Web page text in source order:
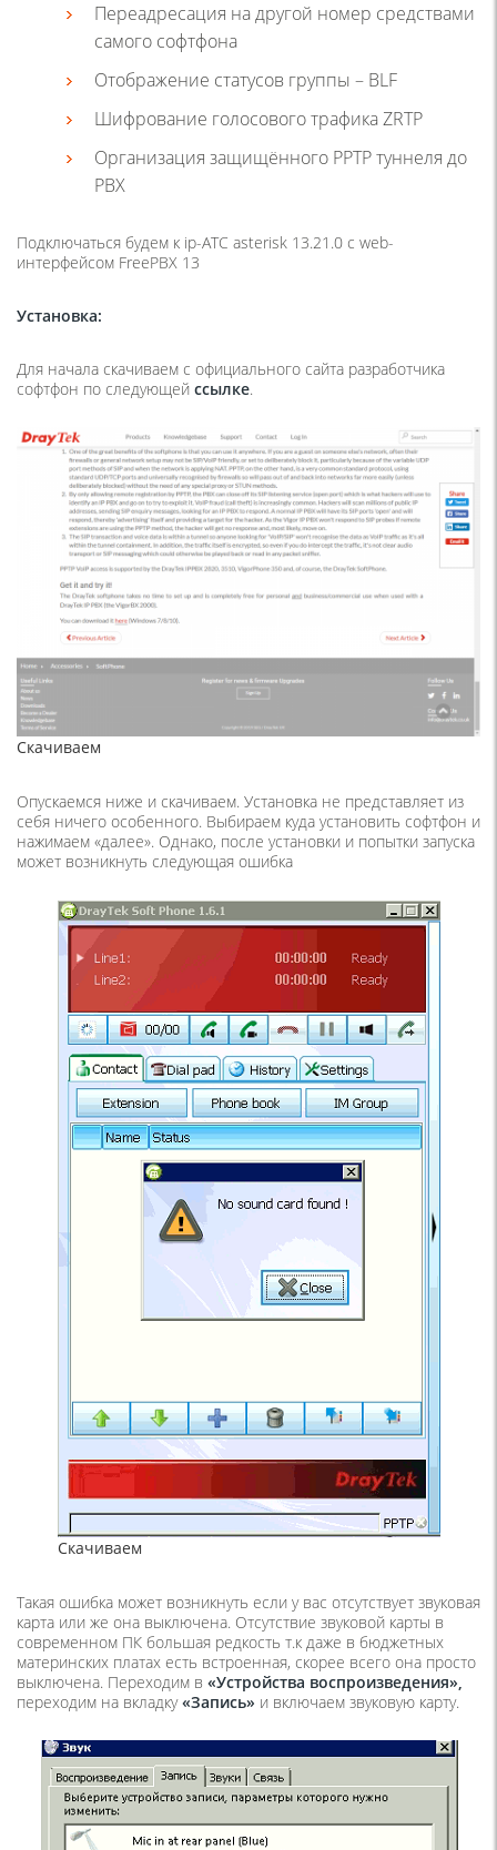
Переадресация на другой номер средствами
самого софтфона
Отображение статусов группы – BLF
Шифрование голосового трафика ZRTP
Организация защищённого PPTP туннеля до
PBX
Подключаться будем к ip-ATC asterisk 13.21.0 с web-
интерфейсом FreePBX 13
Установка:
Для начала скачиваем с официального сайта разработчика
софтфон по следующей ссылке.
Скачиваем
Опускаемся ниже и скачиваем. Установка не представляет из
себя ничего особенного. Выбираем куда установить софтфон и
нажимаем «далее». Однако, после установки и попытки запуска
может возникнуть следующая ошибка
Скачиваем
Такая ошибка может возникнуть если у вас отсутствует звуковая
карта или же она выключена. Отсутствие звуковой карты в
современном ПК большая редкость т.к даже в бюджетных
материнских платах есть встроенная, скорее всего она просто
выключена. Переходим в «Устройства воспроизведения»,
переходим на вкладку«Запись» и включаем звуковую карту.